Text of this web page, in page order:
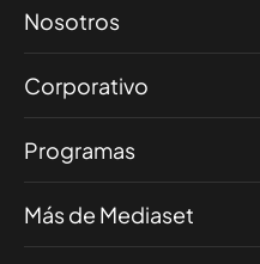
Nosotros
Corporativo
Programas
Más de Mediaset